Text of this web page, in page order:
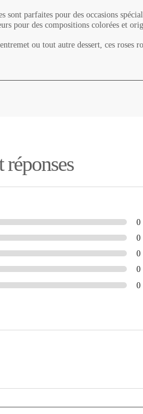
sont parfaites pour des occasions
pour des compositions colorées et
ou tout autre dessert, ces
réponses
0
0
0
0
0